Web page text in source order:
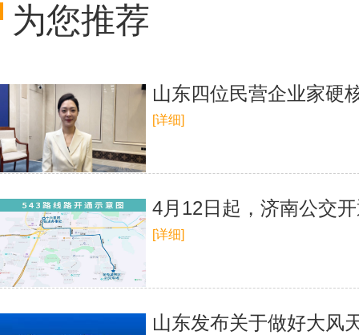
为您推荐
山东四位民营企业家硬
[详细]
4月12日起，济南公交
[详细]
山东发布关于做好大风